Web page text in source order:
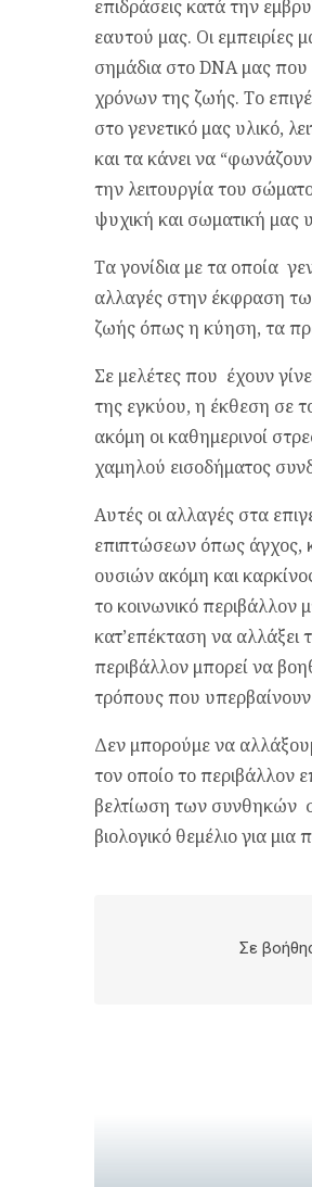
επιδράσεις κατά την
εαυτού μας. Οι εμπειρίες
σημάδια στο DNA μας
χρόνων της ζωής. Το
στο γενετικό μας υλικό,
και τα κάνει να
την λειτουργία του
ψυχική και σωματική μας
Τα γονίδια με τα οποία
αλλαγές στην έκφραση
ζωής όπως η κύηση, τα
Σε μελέτες που έχουν
της εγκύου, η έκθεση σε
ακόμη οι καθημερινοί
χαμηλού εισοδήματος
Αυτές οι αλλαγές στα
επιπτώσεων όπως άγχος,
ουσιών ακόμη και
το κοινωνικό περιβάλλον
κατ’επέκταση να αλλάξει
περιβάλλον μπορεί να
τρόπους που υπερβαίνουν
Δεν μπορούμε να
τον οποίο το περιβάλλον
βελτίωση των συνθηκών
βιολογικό θεμέλιο για
Σε